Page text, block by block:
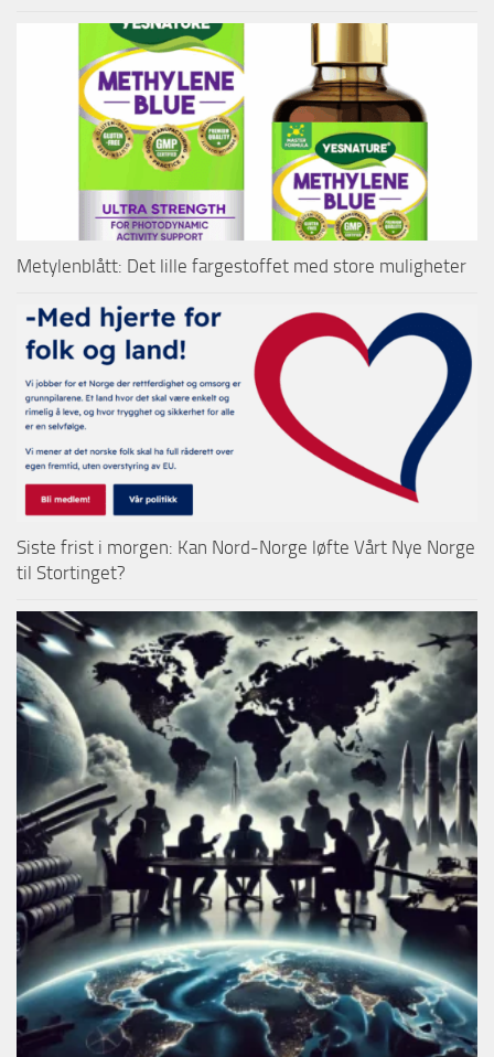
Metylenblått: Det lille fargestoffet med store muligheter
Siste frist i morgen: Kan Nord-Norge løfte Vårt Nye Norge
til Stortinget?